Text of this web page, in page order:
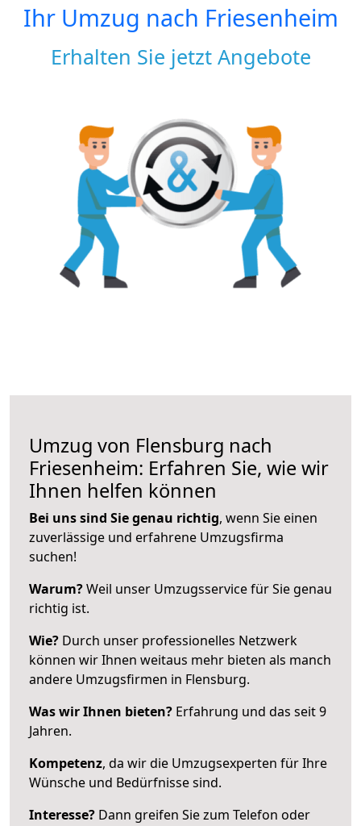
Ihr Umzug nach Friesenheim
Erhalten Sie jetzt Angebote
Umzug von Flensburg nach
Friesenheim: Erfahren Sie, wie wir
Ihnen helfen können
Bei uns sind Sie genau richtig, wenn Sie einen
zuverlässige und erfahrene Umzugsfirma
suchen!
Warum?Weil unser Umzugsservice für Sie genau
richtig ist.
Wie? Durch unser professionelles Netzwerk
können wir Ihnen weitaus mehr bieten als manch
andere Umzugsfirmen in Flensburg.
Was wir Ihnen bieten? Erfahrung und das seit 9
Jahren.
Kompetenz, da wir die Umzugsexperten für Ihre
Wünsche und Bedürfnisse sind.
Interesse? Dann greifen Sie zum Telefon oder